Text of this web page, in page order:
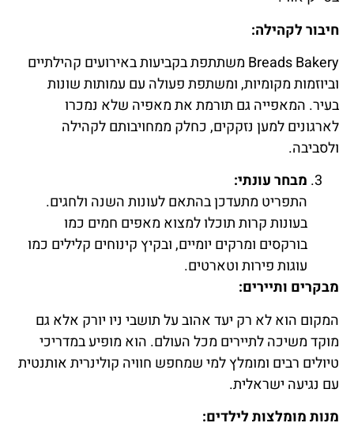
חיבור לקהילה:
Breads Bakery משתתפת בקביעות באירועים קהילתיים
וביוזמות מקומיות, ומשתפת פעולה עם עמותות שונות
בעיר. המאפייה גם תורמת את מאפיה שלא נמכרו
לארגונים למען נזקקים, כחלק ממחויבותם לקהילה
ולסביבה.
מבחר עונתי:
התפריט מתעדכן בהתאם לעונות השנה ולחגים.
בעונות קרות תוכלו למצוא מאפים חמים כמו
בורקסים ומרקים יומיים, ובקיץ קינוחים קלילים כמו
עוגות פירות וטארטים.
מבקרים ותיירים:
המקום הוא לא רק יעד אהוב על תושבי ניו יורק אלא גם
מוקד משיכה לתיירים מכל העולם. הוא מופיע במדריכי
טיולים רבים ומומלץ למי שמחפש חוויה קולינרית אותנטית
עם נגיעה ישראלית.
מנות מומלצות לילדים: